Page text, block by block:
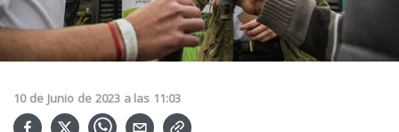
10 de Junio de 2023 a las 11:03